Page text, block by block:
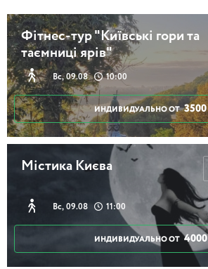
Фітнес-тур "Київські гори та
таємниці ярів"
Вс, 09.08 10:00
ИНДИВИДУАЛЬНО ОТ 3500
Містика Києва
Вс, 09.08 11:00
ИНДИВИДУАЛЬНО ОТ 4000